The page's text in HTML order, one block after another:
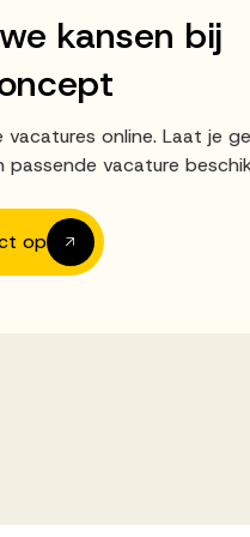
kansen bij
online. Laat je
vacature
op